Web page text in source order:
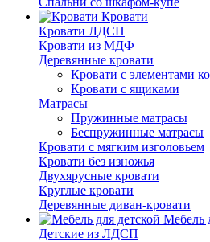
Кровати
Кровати ЛДСП
Кровати из МДФ
Деревянные кровати
Кровати с элементами
Кровати с ящиками
Матрасы
Пружинные матрасы
Беспружинные матрасы
Кровати с мягким изголовьем
Кровати без изножья
Двухярусные кровати
Круглые кровати
Деревянные диван-кровати
Мебель
Детские из ЛДСП